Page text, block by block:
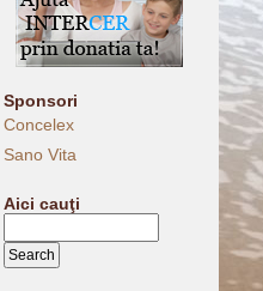
Sponsori
Concelex
Sano Vita
Aici cauţi